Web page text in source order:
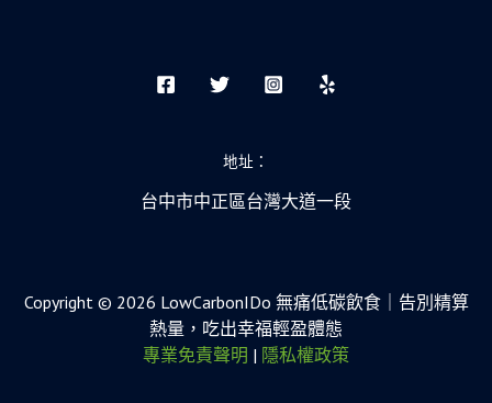
地址：
台中市中正區台灣大道一段
Copyright © 2026 LowCarbonIDo 無痛低碳飲食｜告別精算
熱量，吃出幸福輕盈體態
專業免責聲明 | 隱私權政策